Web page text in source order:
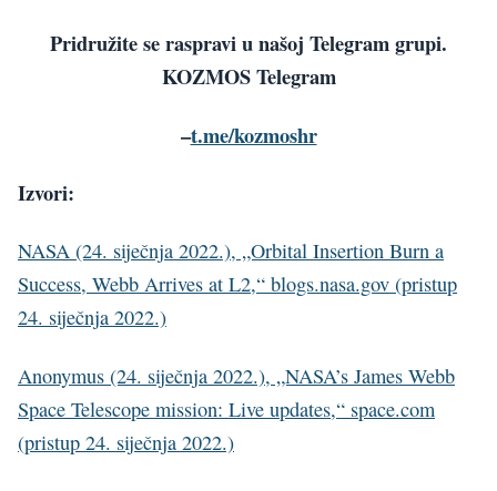
Pridružite se raspravi u našoj Telegram grupi.
KOZMOS Telegram
–t.me/kozmoshr
Izvori:
NASA (24. siječnja 2022.), „Orbital Insertion Burn a
Success, Webb Arrives at L2,“ blogs.nasa.gov (pristup
24. siječnja 2022.)
Anonymus (24. siječnja 2022.), „NASA’s James Webb
Space Telescope mission: Live updates,“ space.com
(pristup 24. siječnja 2022.)